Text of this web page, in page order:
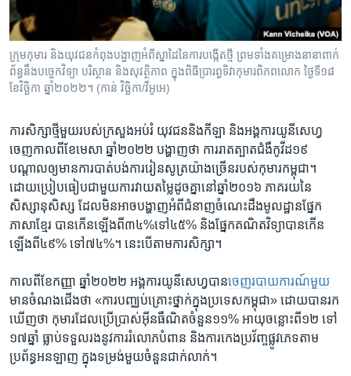
ក្រុម​កុមារ និង​យុវជន​កំពុង​បង្ហាញ​អំពី​ស្នាដៃ​នៃ​ការ​បង្កើត​ថ្មី ព្រម​ទាំង​គម្រោង​នានា​ពាក់
ព័ន្ធ​នឹង​បច្ចេកវិទ្យា បរិស្ថាន និង​សុវត្ថិភាព​ ​ក្នុង​ពិធី​ប្រារព្ធ​ទិវា​កុមារ​ពិភពលោក ថ្ងៃទី​១៨
ខែ​វិច្ឆិកា ឆ្នាំ​២០២២។ (កាន់ វិច្ឆិកា/វីអូអេ)
ការ​សិក្សា​ថ្មី​មួយ​របស់​ក្រសួង​អប់រំ ​យុវជន​និង​កីឡា ​និង​អង្គការ​យូនីសេហ្វ
ចេញ​កាល​ពី​ខែ​មេសា ឆ្នាំ​២០២២​ ​បង្ហាញ​ថា​ ការ​រាត​ត្បាត​ជំងឺ​កូវីដ​១៩ ​
បណ្តាល​ឲ្យ​មានការ​បាត់​បង់​ការ​រៀន​សូត្រ​យ៉ាង​ច្រើនរបស់​កុមារ​កម្ពុជា។
ដោយ​ប្រៀប​ធៀប​ជាមួយ​ការ​វាយ​តម្លៃ​ដូចគ្នា​នៅ​ឆ្នាំ​២០១៦​ ភាគ​រយ​នៃ​
សិស្សានុសិស្ស​ ដែល​មិន​អាច​បង្ហាញ​អំពី​ជំនាញ​ចំណេះដឹង​មូលដ្ឋាន​ផ្នែក​
ភាសា​ខ្មែរ​ បាន​កើន​ឡើង​ពី​៣៤%ទៅ​៤៥% ​និង​ផ្នែក​គណិតវិទ្យា​បាន​កើន​
ឡើង​ពី​៤៩%​ ទៅ​៧៤%។ ​នេះ​បើ​តាម​ការ​សិក្សា។​
​កាលពី​ខែកញ្ញា ឆ្នាំ​២០២២ អង្គការ​យូនីសេហ្វ​បាន​ចេញ​របាយការណ៍​មួយ
មាន​ចំណង​ជើង​ថា​ «ការ​បញ្ឈប់​គ្រោះ​ថ្នាក់​ក្នុង​ប្រទេស​កម្ពុជា»​ ដោយ​បាន​រក​
ឃើញ​ថា ​កុមារ​ដែល​ប្រើ​ប្រាស់​អ៊ីនធឺណិត​ចំនួន​១១% អាយុ​ចន្លោះ​ពី១២ ទៅ
១៧ឆ្នាំ ធ្លាប់​ទទួល​រង​នូវ​ការ​រំលោភ​បំពាន និង​ការ​កេង​ប្រវ័ញ្ច​ផ្លូវ​ភេទ​តាម​
ប្រព័ន្ធ​អនឡាញ​ ក្នុង​ទម្រង់​មួយ​ចំនួន​ជាក់លាក់។